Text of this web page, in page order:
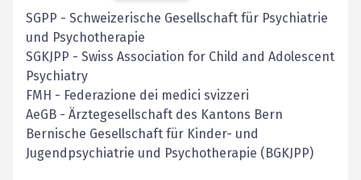
SGPP - Schweizerische Gesellschaft für Psychiatrie
und Psychotherapie
SGKJPP - Swiss Association for Child and Adolescent
Psychiatry
FMH - Federazione dei medici svizzeri
AeGB - Ärztegesellschaft des Kantons Bern
Bernische Gesellschaft für Kinder- und
Jugendpsychiatrie und Psychotherapie (BGKJPP)